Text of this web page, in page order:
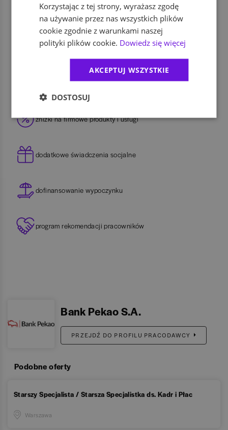
prywatna opieka medyczna
dofinansowanie szkoleń i kursów
ubezpieczenie na życie
zniżki na firmowe produkty i usługi
dodatkowe świadczenia socjalne
dofinansowanie wypoczynku
program rekomendacji pracowników
Bank Pekao S.A.
PRZEJDŹ DO PROFILU PRACODAWCY
Podobne oferty
Starszy Specjalista / Starsza Specjalistka ds. Kadr i Płac
Warszawa
Korzystając z tej strony, wyrażasz zgodę
na używanie przez nas wszystkich plików
cookie zgodnie z warunkami naszej
polityki plików cookie. Dowiedz się więcej
AKCEPTUJ WSZYSTKIE
DOSTOSUJ